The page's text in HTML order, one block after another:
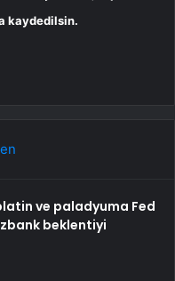
kaydedilsin.
ve paladyuma Fed
beklentiyi